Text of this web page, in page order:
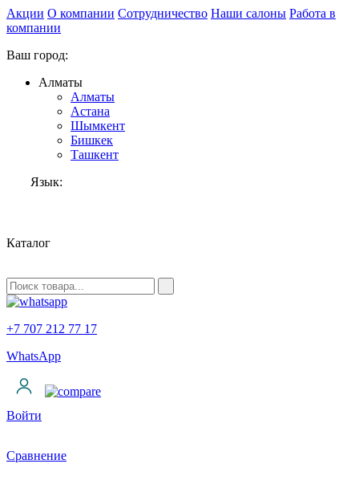
Акции О компании Сотрудничество Наши салоны Работа в
компании
Ваш город:
Алматы
Алматы
Астана
Шымкент
Бишкек
Ташкент
Язык:
Каталог
+7 707 212 77 17
WhatsApp
Войти
Сравнение